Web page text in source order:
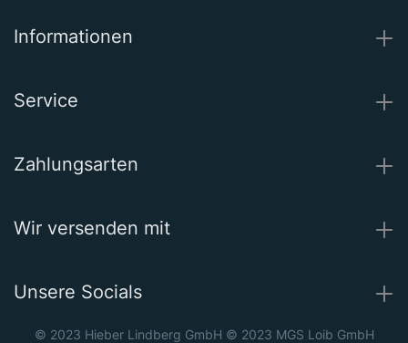
Informationen
Service
Zahlungsarten
Wir versenden mit
Unsere Socials
© 2023 Hieber Lindberg GmbH © 2023 MGS Loib GmbH